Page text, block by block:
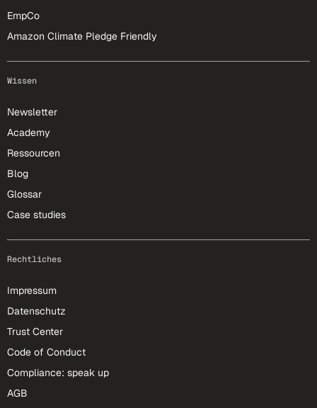
EmpCo
Amazon Climate Pledge Friendly
Wissen
Newsletter
Academy
Ressourcen
Blog
Glossar
Case studies
Rechtliches
Impressum
Datenschutz
Trust Center
Code of Conduct
Compliance: speak up
AGB